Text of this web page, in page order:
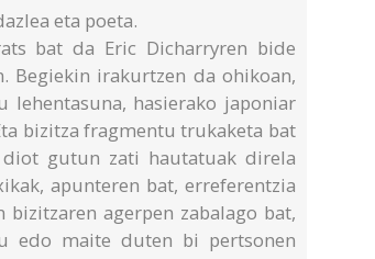
eta poeta.
bat da Eric Dicharryren bide
Begiekin irakurtzen da ohikoan,
hasierako japoniar
bizitza fragmentu trukaketa bat
gutun zati hautatuak direla
apunteren bat, erreferentzia
agerpen zabalago bat,
edo maite duten bi pertsonen